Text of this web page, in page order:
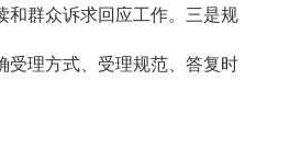
和群众诉求回应工作。三是规
受理方式、受理规范、答复时